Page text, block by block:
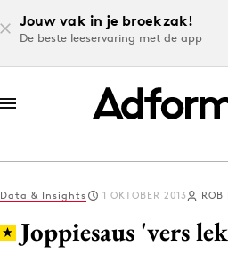
Jouw vak in je broekzak!
De beste leeservaring met de app
Log in
Data & Insights 1 OKTOBER 2013 ROB
Joppiesaus 'vers